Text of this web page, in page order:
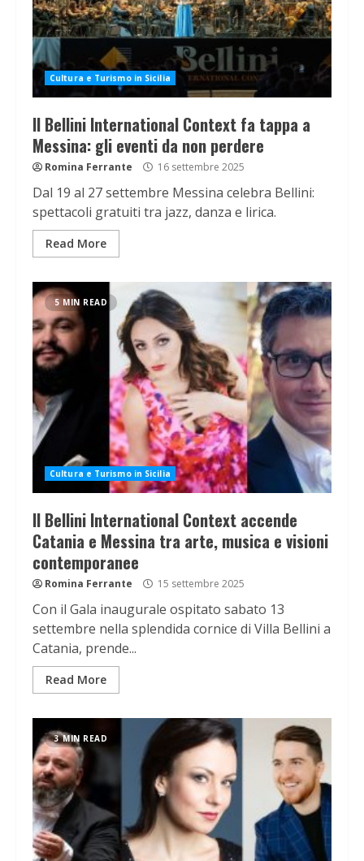
Cultura e Turismo in Sicilia
Il Bellini International Context fa tappa a
Messina: gli eventi da non perdere
Romina Ferrante 16 settembre 2025
Dal 19 al 27 settembre Messina celebra Bellini:
spettacoli gratuiti tra jazz, danza e lirica.
Read More
5 MIN READ
Cultura e Turismo in Sicilia
Il Bellini International Context accende
Catania e Messina tra arte, musica e visioni
contemporanee
Romina Ferrante 15 settembre 2025
Con il Gala inaugurale ospitato sabato 13
settembre nella splendida cornice di Villa Bellini a
Catania, prende...
Read More
3 MIN READ